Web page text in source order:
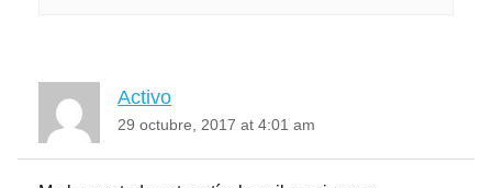
Activo
29 octubre, 2017 at 4:01 am